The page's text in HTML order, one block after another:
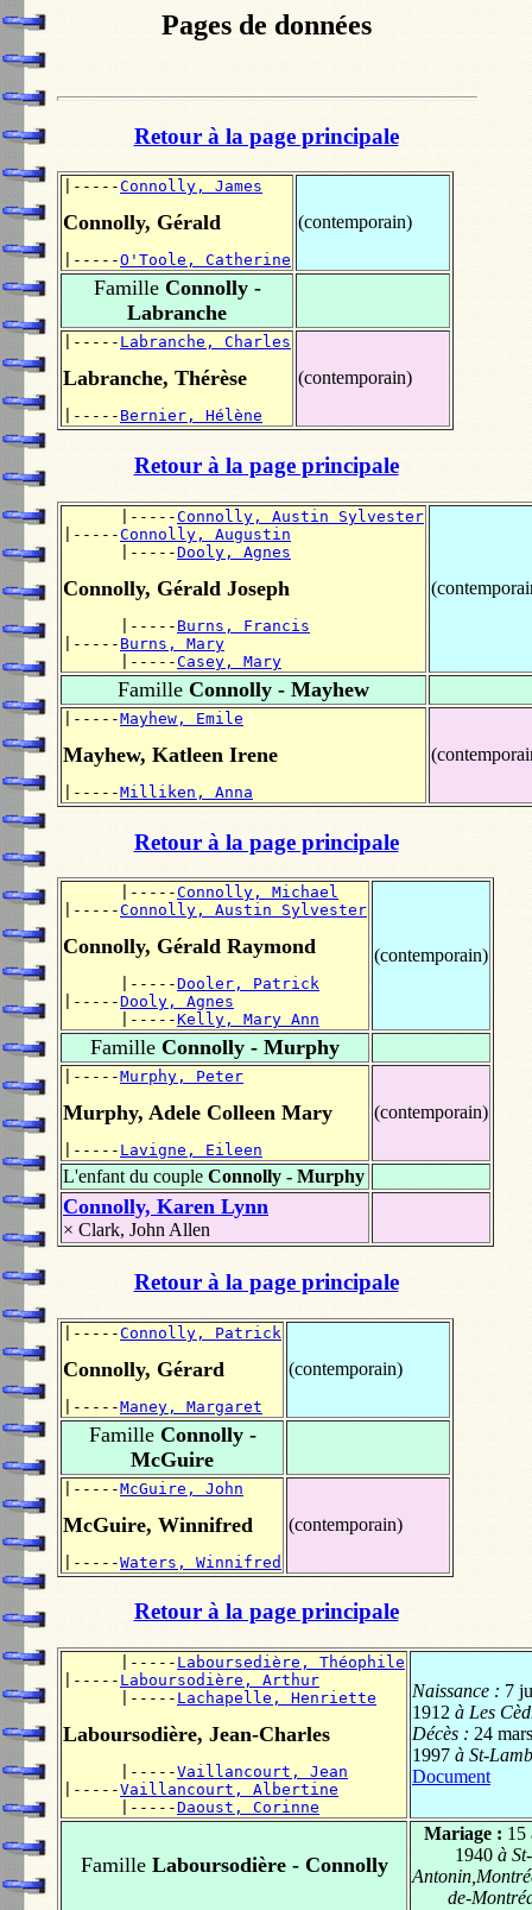
Pages de données
Retour à la page principale
|-----Connolly, James
Connolly, Gérald
|-----O'Toole, Catherine
(contemporain)
FamilleConnolly -
Labranche
|----- Labranche, Charles
Labranche, Thérèse
|----- Bernier, Hélène
(contemporain)
Retour à la page principale
      |-----
Connolly, Austin Sylvester
|-----Connolly, Augustin
      |-----
Dooly, Agnes
Connolly, Gérald Joseph
      |-----
Burns, Francis
|----- Burns, Mary
      |-----
Casey, Mary
Famille Connolly - Mayhew
|-----Mayhew, Emile
Mayhew, Katleen Irene
|-----Milliken, Anna
Retour à la page principale
      |-----
Connolly, Michael
|-----Connolly, Austin Sylvester
Connolly, Gérald Raymond
      |-----
Dooler, Patrick
|-----Dooly, Agnes
      |-----
Kelly, Mary Ann
(contemporain)
Famille Connolly - Murphy
|-----Murphy, Peter
Murphy, Adele Colleen Mary
|----- Lavigne, Eileen
(contemporain)
L'enfant du couple Connolly - Murphy
Connolly, Karen Lynn
× Clark, John Allen
Retour à la page principale
|-----Connolly, Patrick
Connolly, Gérard
|-----Maney, Margaret
(contemporain)
FamilleConnolly -
McGuire
|-----McGuire, John
McGuire, Winnifred
|-----Waters, Winnifred
(contemporain)
Retour à la page principale
      |-----
Laboursedière, Théophile
|----- Laboursodière, Arthur
      |-----
Lachapelle, Henriette
Laboursodière, Jean-Charles
      |-----
Vaillancourt, Jean
|-----Vaillancourt, Albertine
      |-----
Daoust, Corinne
Naissance : 7
1912 à Les
Décès : 24 mars
1997 à St-
Document
FamilleLaboursodière - Connolly
Mariage : 15
1940 à St-
de-